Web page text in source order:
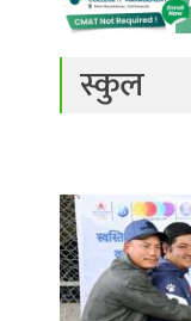
स्कुल